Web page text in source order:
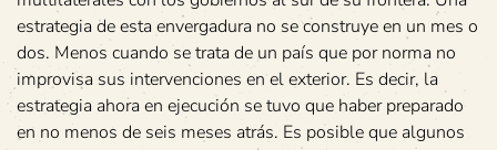
estrategia de esta envergadura no se construye en un mes o
dos. Menos cuando se trata de un país que por norma no
improvisa sus intervenciones en el exterior. Es decir, la
estrategia ahora en ejecución se tuvo que haber preparado
en no menos de seis meses atrás. Es posible que algunos